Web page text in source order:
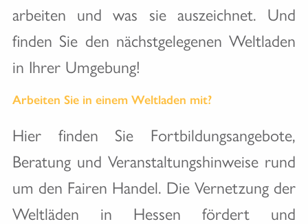
arbeiten und was sie auszeichnet. Und
finden Sie den nächstgelegenen Weltladen
in Ihrer Umgebung!
Arbeiten Sie in einem Weltladen mit?
Hier finden Sie Fortbildungsangebote,
Beratung und Veranstaltungshinweise rund
um den Fairen Handel. Die Vernetzung der
Weltläden in Hessen fördert und